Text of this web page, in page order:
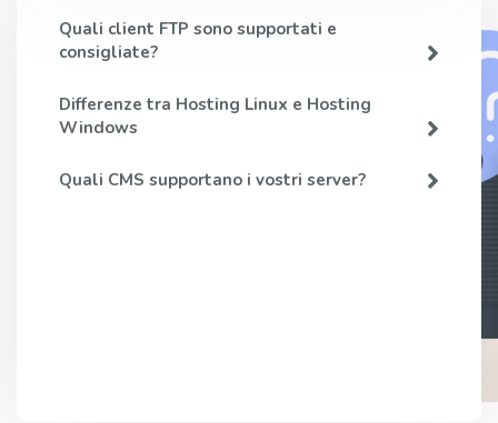
Quali client FTP sono supportati e
consigliate?
Differenze tra Hosting Linux e Hosting
Windows
Quali CMS supportano i vostri server?